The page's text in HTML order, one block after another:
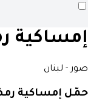
إمساكية
صور - لبنان
حمّل إمساكية